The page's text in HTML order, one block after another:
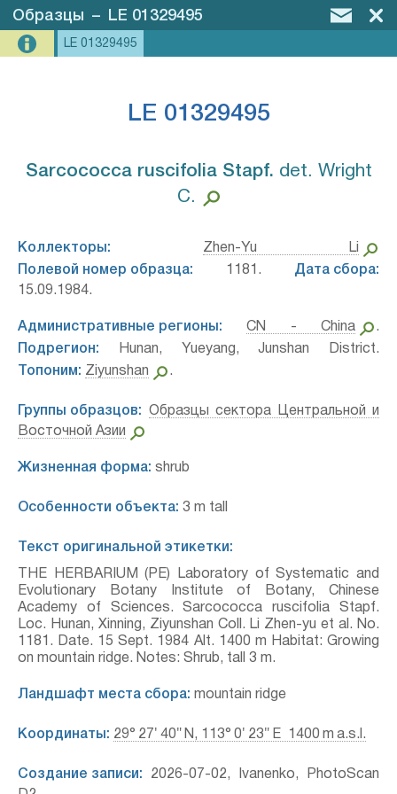
Образцы – LE 01329495
LE 01329495
LE 01329495
Sarcococca ruscifolia Stapf.⁣ det. Wright
C.
Коллекторы:
Zhen-Yu Li
Полевой номер образца: 1181. Дата сбора:
15.09.1984.
Административные регионы: CN - China
.
Подрегион: Hunan, Yueyang, Junshan District.
Топоним: Ziyunshan .
Группы образцов:
Образцы сектора Центральной и
Восточной Азии
Жизненная форма: shrub
Особенности объекта: 3 m tall
Текст оригинальной этикетки:
THE HERBARIUM (PE) Laboratory of Systematic and
Evolutionary Botany Institute of Botany, Chinese
Academy of Sciences. Sarcococca ruscifolia Stapf.
Loc. Hunan, Xinning, Ziyunshan Coll. Li Zhen-yu et al. No.
1181. Date. 15 Sept. 1984 Alt. 1400 m Habitat: Growing
on mountain ridge. Notes: Shrub, tall 3 m.
Ландшафт места сбора: mountain ridge
Координаты: 29° 27′ 40″ N, 113° 0′ 23″ E 1400 m a.s.l.
Создание записи: 2026-07-02, Ivanenko, PhotoScan